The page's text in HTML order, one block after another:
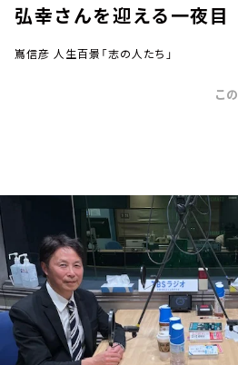
お知らせ
イベント・グッズ
YouTube
会社情報
弘幸さんを迎える一夜目
嶌信彦 人生百景「志の人たち」
こ